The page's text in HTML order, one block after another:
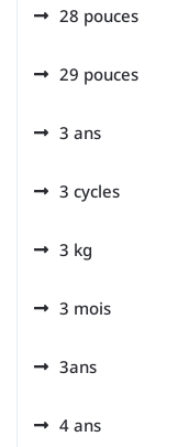
28 pouces
29 pouces
3 ans
3 cycles
3 kg
3 mois
3ans
4 ans